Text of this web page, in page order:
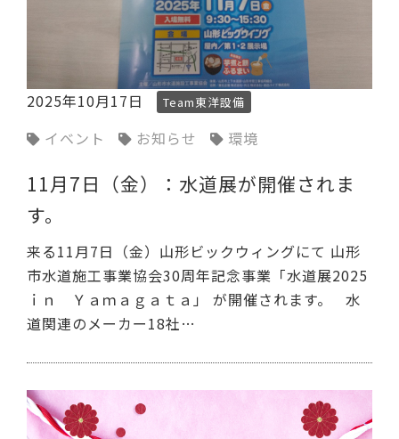
2025年10月17日 Team東洋設備
イベント お知らせ 環境
11月7日（金）：水道展が開催されま
す。
来る11月7日（金）山形ビックウィングにて 山形
市水道施工事業協会30周年記念事業「水道展2025
ｉｎ Ｙａｍａｇａｔａ」 が開催されます。 水
道関連のメーカー18社…